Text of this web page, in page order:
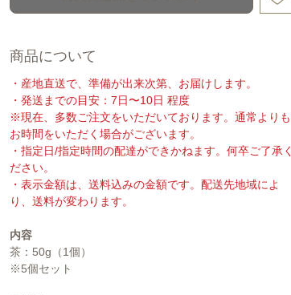
商品について
・産地直送で、準備が出来次第、お届けします。
・発送までの目安：7日〜10日 程度
※現在、多数ご注文をいただいております。通常よりも
お時間をいただく場合がございます。
・指定日/指定時間の配達ができかねます。何卒ご了承く
ださい。
・表示金額は、送料込みの金額です。配送先地域によ
り、送料が変わります。
内容
茶：50g（1個）
※5個セット